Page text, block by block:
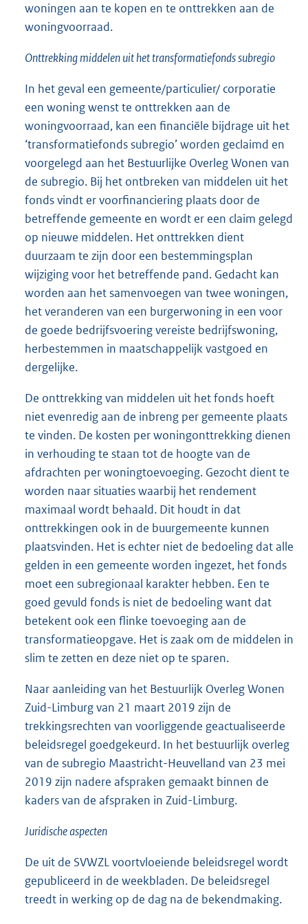
woningen aan te kopen en te onttrekken aan de
woningvoorraad.
Onttrekking middelen uit het transformatiefondssubregio
In het geval een gemeente/particulier/ corporatie
een woning wenst te onttrekken aan de
woningvoorraad, kan een financiële bijdrage uit het
‘transformatiefonds subregio’ worden geclaimd en
voorgelegd aan het Bestuurlijke Overleg Wonen van
de subregio. Bij het ontbreken van middelen uit het
fonds vindt er voorfinanciering plaats door de
betreffende gemeente en wordt er een claim gelegd
op nieuwe middelen. Het onttrekken dient
duurzaam te zijn door een bestemmingsplan
wijziging voor het betreffende pand. Gedacht kan
worden aan het samenvoegen van twee woningen,
het veranderen van een burgerwoning in een voor
de goede bedrijfsvoering vereiste bedrijfswoning,
herbestemmen in maatschappelijk vastgoed en
dergelijke.
De onttrekking van middelen uit het fonds hoeft
niet evenredig aan de inbreng per gemeente plaats
te vinden. De kosten per woningonttrekking dienen
in verhouding te staan tot de hoogte van de
afdrachten per woningtoevoeging. Gezocht dient te
worden naar situaties waarbij het rendement
maximaal wordt behaald. Dit houdt in dat
onttrekkingen ook in de buurgemeente kunnen
plaatsvinden. Het is echter niet de bedoeling dat alle
gelden in een gemeente worden ingezet, het fonds
moet een subregionaal karakter hebben. Een te
goed gevuld fonds is niet de bedoeling want dat
betekent ook een flinke toevoeging aan de
transformatieopgave. Het is zaak om de middelen in
slim te zetten en deze niet op te sparen.
Naar aanleiding van het Bestuurlijk Overleg Wonen
Zuid-Limburg van 21 maart 2019 zijn de
trekkingsrechten van voorliggende geactualiseerde
beleidsregel goedgekeurd. In het bestuurlijk overleg
van de subregio Maastricht-Heuvelland van 23 mei
2019 zijn nadere afspraken gemaakt binnen de
kaders van de afspraken in Zuid-Limburg.
Juridische aspecten
De uit de SVWZL voortvloeiende beleidsregel wordt
gepubliceerd in de weekbladen. De beleidsregel
treedt in werking op de dag na de bekendmaking.